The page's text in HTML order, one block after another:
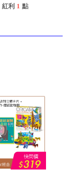
紅利 1 點